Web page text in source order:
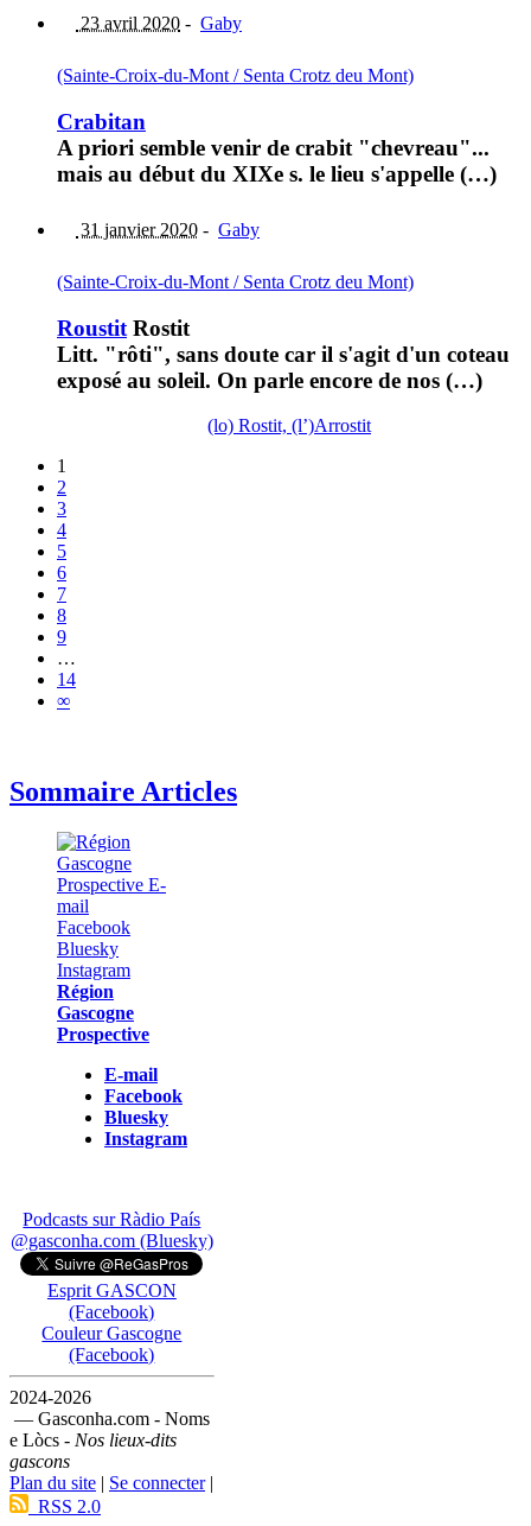
23 avril 2020 - Gaby
(Sainte-Croix-du-Mont / Senta Crotz deu Mont)
Crabitan
A priori semble venir de crabit "chevreau"...
mais au début du XIXe s. le lieu s'appelle (…)
31 janvier 2020 - Gaby
(Sainte-Croix-du-Mont / Senta Crotz deu Mont)
Roustit Rostit
Litt. "rôti", sans doute car il s'agit d'un coteau
exposé au soleil. On parle encore de nos (…)
(lo) Rostit, (l’)Arrostit
1
2
3
4
5
6
7
8
9
…
14
∞
Sommaire Articles
Région
Gascogne
Prospective
E-mail
Facebook
Bluesky
Instagram
Podcasts sur Ràdio País
@gasconha.com (Bluesky)
Esprit GASCON
(Facebook)
Couleur Gascogne
(Facebook)
2024-2026
— Gasconha.com - Noms
e Lòcs - Nos lieux-dits
gascons
Plan du site | Se connecter|
RSS 2.0